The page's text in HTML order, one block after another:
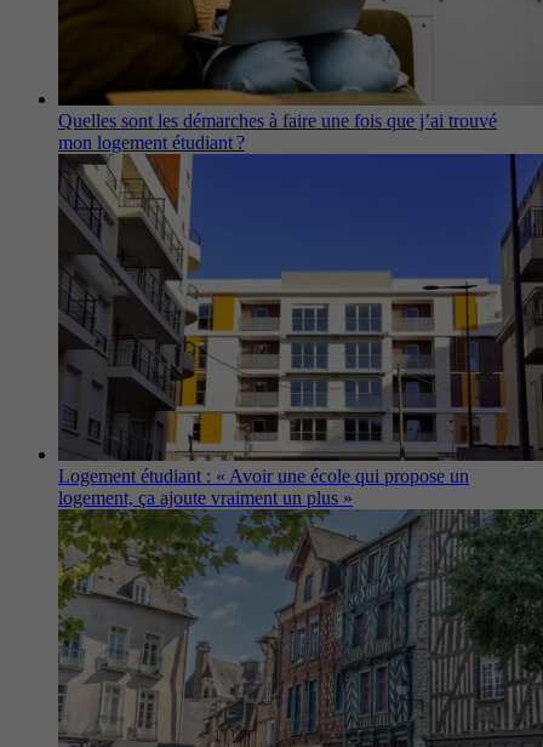
Quelles sont les démarches à faire une fois que j’ai trouvé
mon logement étudiant ?
Logement étudiant : « Avoir une école qui propose un
logement, ça ajoute vraiment un plus »